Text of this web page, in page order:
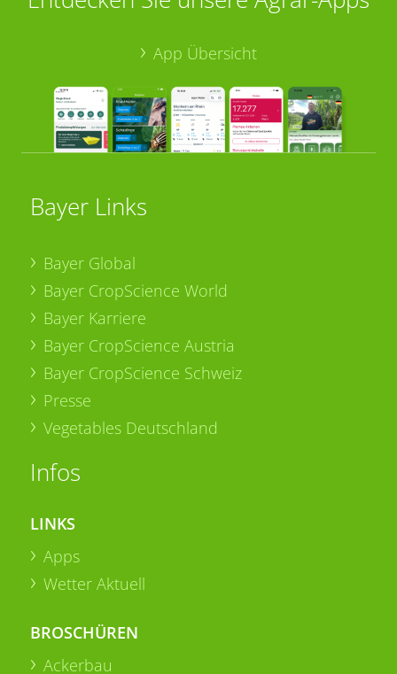
App Übersicht
Bayer Links
Bayer Global
Bayer CropScience World
Bayer Karriere
Bayer CropScience Austria
Bayer CropScience Schweiz
Presse
Vegetables Deutschland
Infos
LINKS
Apps
Wetter Aktuell
BROSCHÜREN
Ackerbau